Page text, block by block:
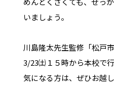
いましょう。
川島隆太先生監修「松戸
3/23㈯１５時から本校で行
気になる方は、ぜひお越し